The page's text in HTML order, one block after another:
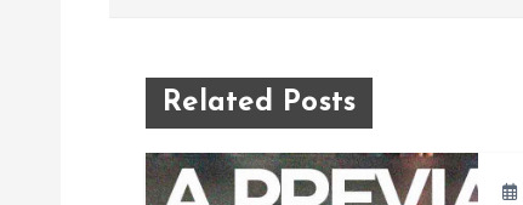
Related Posts